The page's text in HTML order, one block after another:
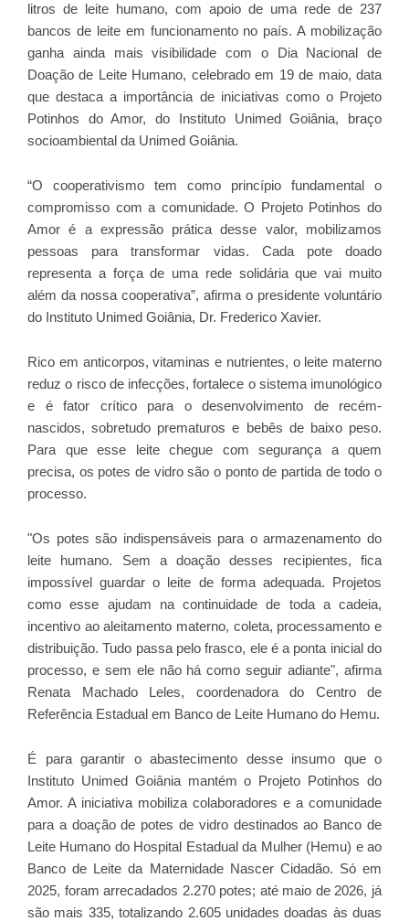
litros de leite humano, com apoio de uma rede de 237
bancos de leite em funcionamento no país. A mobilização
ganha ainda mais visibilidade com o Dia Nacional de
Doação de Leite Humano, celebrado em 19 de maio, data
que destaca a importância de iniciativas como o Projeto
Potinhos do Amor, do Instituto Unimed Goiânia, braço
socioambiental da Unimed Goiânia.
“O cooperativismo tem como princípio fundamental o
compromisso com a comunidade. O Projeto Potinhos do
Amor é a expressão prática desse valor, mobilizamos
pessoas para transformar vidas. Cada pote doado
representa a força de uma rede solidária que vai muito
além da nossa cooperativa”, afirma o presidente voluntário
do Instituto Unimed Goiânia, Dr. Frederico Xavier.
Rico em anticorpos, vitaminas e nutrientes, o leite materno
reduz o risco de infecções, fortalece o sistema imunológico
e é fator crítico para o desenvolvimento de recém-
nascidos, sobretudo prematuros e bebês de baixo peso.
Para que esse leite chegue com segurança a quem
precisa, os potes de vidro são o ponto de partida de todo o
processo.
"Os potes são indispensáveis para o armazenamento do
leite humano. Sem a doação desses recipientes, fica
impossível guardar o leite de forma adequada. Projetos
como esse ajudam na continuidade de toda a cadeia,
incentivo ao aleitamento materno, coleta, processamento e
distribuição. Tudo passa pelo frasco, ele é a ponta inicial do
processo, e sem ele não há como seguir adiante", afirma
Renata Machado Leles, coordenadora do Centro de
Referência Estadual em Banco de Leite Humano do Hemu.
É para garantir o abastecimento desse insumo que o
Instituto Unimed Goiânia mantém o Projeto Potinhos do
Amor. A iniciativa mobiliza colaboradores e a comunidade
para a doação de potes de vidro destinados ao Banco de
Leite Humano do Hospital Estadual da Mulher (Hemu) e ao
Banco de Leite da Maternidade Nascer Cidadão. Só em
2025, foram arrecadados 2.270 potes; até maio de 2026, já
são mais 335, totalizando 2.605 unidades doadas às duas